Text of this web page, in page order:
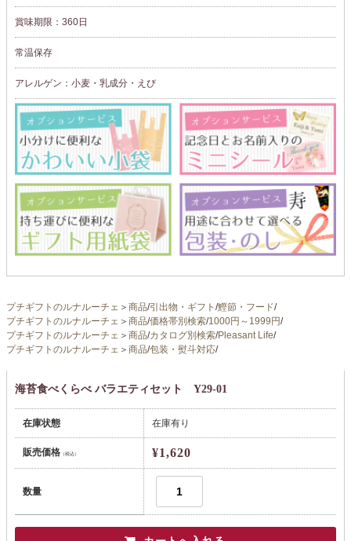
賞味期限：360日
常温保存
アレルゲン：小麦・乳成分・えび
プチギフトのルナルーチェ ＞ 商品/引出物・ギフト /鰹節・フード/
プチギフトのルナルーチェ ＞ 商品/価格帯別検索/1000円～1999円/
プチギフトのルナルーチェ ＞ 商品/カタログ別検索/Pleasant Life/
プチギフトのルナルーチェ ＞ 商品/包装・熨斗対応/
海苔食べくらべ バラエティセット Y29-01
在庫状態 在庫有り
販売価格（税込） ¥1,620
数量